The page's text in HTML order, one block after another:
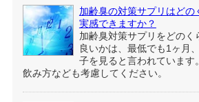
加齢臭の対策サプリはどの
実感できますか？
加齢臭対策サプリをどのく
良いかは、最低でも1ヶ月
子を見ると言われています
飲み方なども考慮してください。